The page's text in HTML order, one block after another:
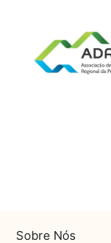
Sobre Nós